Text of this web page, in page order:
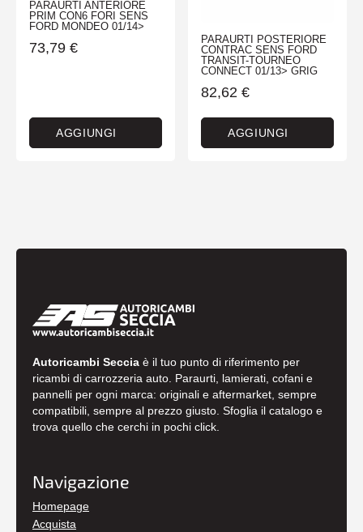
PARAURTI ANTERIORE
PRIM CON6 FORI SENS
FORD MONDEO 01/14>
73,79 €
AGGIUNGI
PARAURTI POSTERIORE
CONTRAC SENS FORD
TRANSIT-TOURNEO
CONNECT 01/13> GRIG
82,62 €
AGGIUNGI
Autoricambi Seccia è il tuo punto di riferimento per
ricambi di carrozzeria auto. Paraurti, lamierati, cofani e
pannelli per ogni marca: originali e aftermarket, sempre
compatibili, sempre al prezzo giusto. Sfoglia il catalogo e
trova quello che cerchi in pochi click.
Navigazione
Homepage
Acquista